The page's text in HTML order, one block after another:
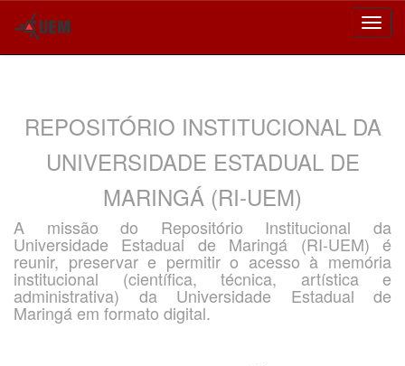
REPOSITÓRIO INSTITUCIONAL DA
UNIVERSIDADE ESTADUAL DE
MARINGÁ (RI-UEM)
A missão do Repositório Institucional da
Universidade Estadual de Maringá (RI-UEM) é
reunir, preservar e permitir o acesso à memória
institucional (científica, técnica, artística e
administrativa) da Universidade Estadual de
Maringá em formato digital.